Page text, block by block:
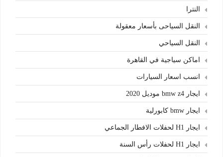
النترا
النقل السياحى بأسعار معقولة
النقل السياحي
اماكن سياجية في القاهرة
انسب اسعار السيارات
ايجار bmw z4 موديل 2020
ايجار bmw كابورلية
ايجار H1 لحفلات الافطار الجماعي
ايجار H1 لحفلات رأس السنة